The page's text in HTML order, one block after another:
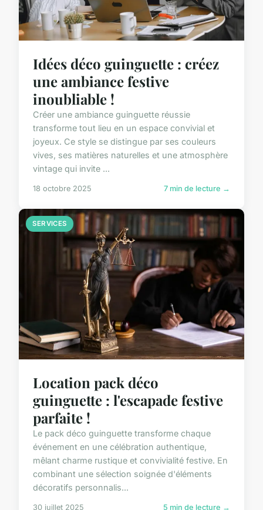
Idées déco guinguette : créez
une ambiance festive
inoubliable !
Créer une ambiance guinguette réussie
transforme tout lieu en un espace convivial et
joyeux. Ce style se distingue par ses couleurs
vives, ses matières naturelles et une atmosphère
vintage qui invite ...
18 octobre 2025 7 min de lecture →
SERVICES
Location pack déco
guinguette : l'escapade festive
parfaite !
Le pack déco guinguette transforme chaque
événement en une célébration authentique,
mêlant charme rustique et convivialité festive. En
combinant une sélection soignée d'éléments
décoratifs personnalis...
30 juillet 2025 5 min de lecture →